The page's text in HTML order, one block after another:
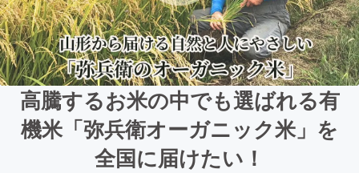
高騰するお米の中でも選ばれる有
機米「弥兵衛オーガニック米」を
全国に届けたい！